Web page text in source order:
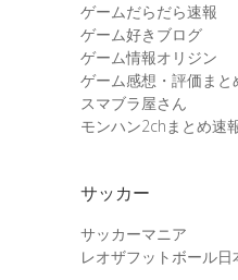
ゲームだらだら速報
ゲーム好きブログ
ゲーム情報オリジン
ゲーム感想・評価まと
スマブラ屋さん
モンハン2chまとめ速
サッカー
サッカーマニア
レオザフットボール